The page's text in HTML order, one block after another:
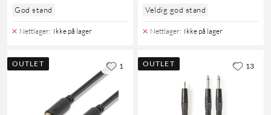
God stand
Nettlager: Ikke på lager
Veldig god stand
Nettlager: Ikke på lager
OUTLET 1 OUTLET 13